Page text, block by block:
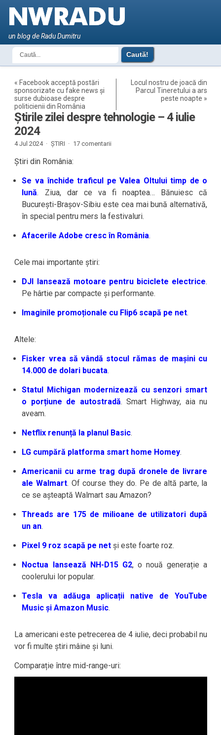
un blog de Radu Dumitru
« Facebook acceptă postări
sponsorizate cu fake news și
surse dubioase despre
politicienii din România
Locul nostru de joacă din
Parcul Tineretului a ars
peste noapte »
Știrile zilei despre tehnologie – 4 iulie
2024
4 Jul 2024 · ȘTIRI · 17 comentarii
Știri din România:
Se va închide traficul pe Valea Oltului timp de o
lună. Ziua, dar ce va fi noaptea… Bănuiesc că
București-Brașov-Sibiu este cea mai bună alternativă,
în special pentru mers la festivaluri.
Afacerile Adobe cresc în România.
Cele mai importante știri:
DJI lansează motoare pentru biciclete electrice.
Pe hârtie par compacte și performante.
Imaginile promoționale cu Flip6 scapă pe net.
Altele:
Fisker vrea să vândă stocul rămas de mașini cu
14.000 de dolari bucata.
Statul Michigan modernizează cu senzori smart
o porțiune de autostradă. Smart Highway, aia nu
aveam.
Netflix renunță la planul Basic.
LG cumpără platforma smart home Homey.
Americanii cu arme trag după dronele de livrare
ale Walmart. Of course they do. Pe de altă parte, la
ce se așteaptă Walmart sau Amazon?
Threads are 175 de milioane de utilizatori după
un an.
Pixel 9 roz scapă pe net și este foarte roz.
Noctua lansează NH-D15 G2, o nouă generație a
coolerului lor popular.
Tesla va adăuga aplicații native de YouTube
Music și Amazon Music.
La americani este petrecerea de 4 iulie, deci probabil nu
vor fi multe știri mâine și luni.
Comparație între mid-range-uri: